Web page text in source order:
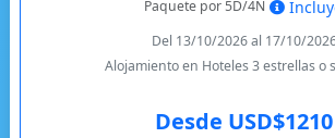
Paquete por 5D/4N
Del 13/10/2026 al 17/10/
Alojamiento en Hoteles 3 estrellas o
Desde USD$1210